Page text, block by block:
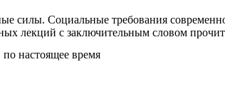
силы. Социальные требования
лекций с заключительным словом
настоящее время